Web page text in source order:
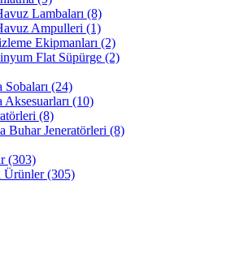
Lambaları (8)
Ampulleri (1)
Ekipmanları (2)
Flat Süpürge (2)
Sobaları (24)
Aksesuarları (10)
(8)
Buhar Jeneratörleri (8)
(303)
Ürünler(305)